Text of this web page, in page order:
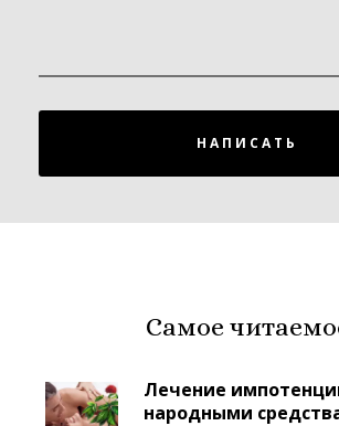
НАПИСАТЬ
Самое
Лечение
народными